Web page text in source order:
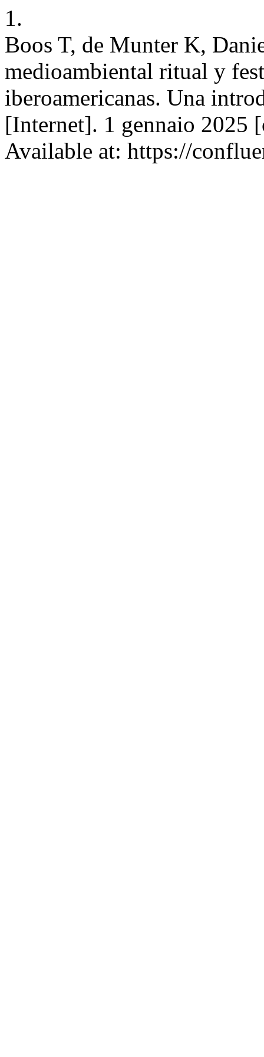
1.
Boos T, de Munter K,
medioambiental ritual y
iberoamericanas. Una
[Internet]. 1 gennaio 2025
Available at: https://